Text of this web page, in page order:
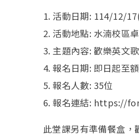
1. 活動日期: 114/12/
2. 活動地點: 水湳校區
3. 主題內容: 歡樂英文
4. 報名日期: 即日起至
5. 報名人數: 35位
6. 報名連結: https://
此堂課另有準備餐盒